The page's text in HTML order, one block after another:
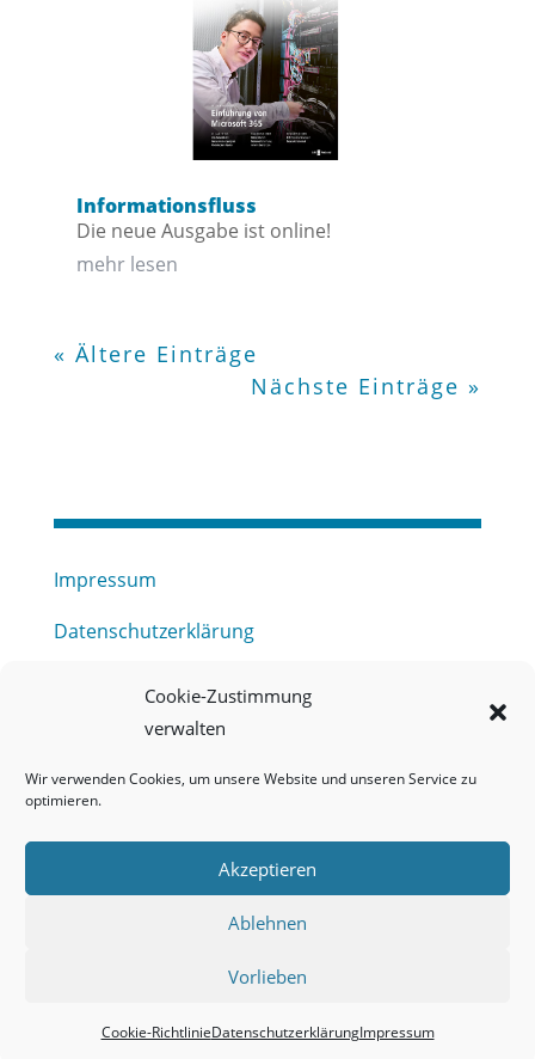
Cookie-Zustimmung
verwalten
Wir verwenden Cookies, um unsere Website und unseren Service zu
optimieren.
Akzeptieren
Ablehnen
Vorlieben
Cookie-RichtlinieDatenschutzerklärungImpressum
Informationsfluss
Die neue Ausgabe ist online!
mehr lesen
« Ältere Einträge
Nächste Einträge »
Impressum
Datenschutzerklärung
Haftungsausschluss
Barrierefreiheitserklärung
Meldestelle (HinSchG) des Erftverbandes
Onlineportal Grundwassernutzung